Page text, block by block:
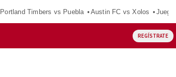
Portland Timbers vs Puebla Austin FC vs Xolos
REGÍSTRATE